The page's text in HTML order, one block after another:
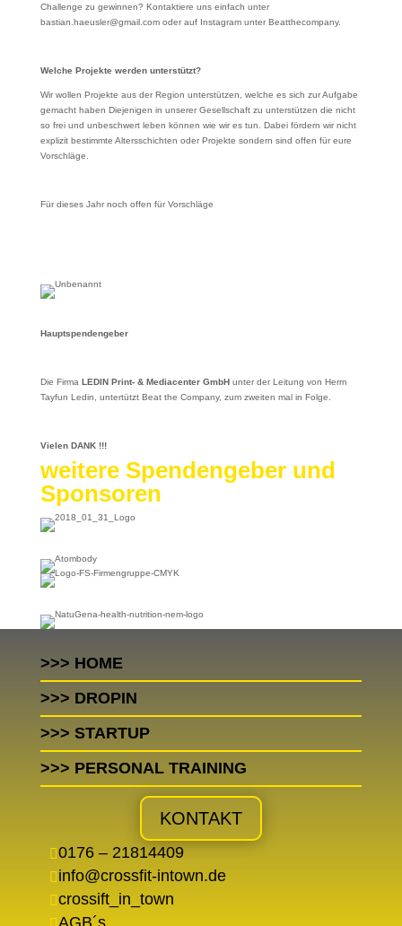
Challenge zu gewinnen? Kontaktiere uns einfach unter
bastian.haeusler@gmail.com oder auf Instagram unter Beatthecompany.
Welche Projekte werden unterstützt?
Wir wollen Projekte aus der Region unterstützen, welche es sich zur Aufgabe
gemacht haben Diejenigen in unserer Gesellschaft zu unterstützen die nicht
so frei und unbeschwert leben können wie wir es tun. Dabei fördern wir nicht
explizit bestimmte Altersschichten oder Projekte sondern sind offen für eure
Vorschläge.
Für dieses Jahr noch offen für Vorschläge
Hauptspendengeber
Die Firma LEDIN Print- & Mediacenter GmbHunter der Leitung von Herrn
Tayfun Ledin, untertützt Beat the Company, zum zweiten mal in Folge.
Vielen DANK !!!
weitere Spendengeber und
Sponsoren
>>> HOME
>>> DROPIN
>>> STARTUP
>>> PERSONAL TRAINING
KONTAKT
0176 – 21814409
 info@crossfit-intown.de
crossift_in_town
AGB´s